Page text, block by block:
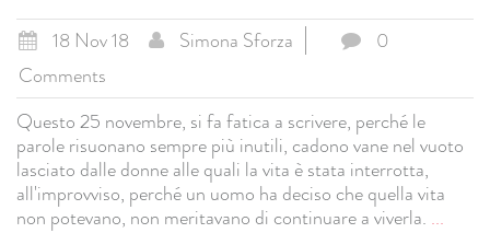
18 Nov 18 Simona Sforza
0
Comments
Questo 25 novembre, si fa fatica a scrivere, perché le
parole risuonano sempre più inutili, cadono vane nel vuoto
lasciato dalle donne alle quali la vita è stata interrotta,
all'improvviso, perché un uomo ha deciso che quella vita
non potevano, non meritavano di continuare a viverla. ...